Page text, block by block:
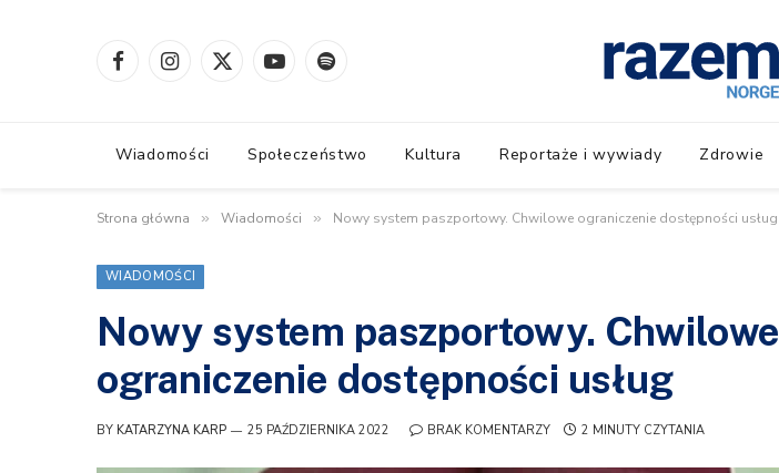
FacebookInstagram
X
YouTubeSpotify
Wiadomości Społeczeństwo Kultura Reportaże i wywiady Zdrowie
Strona główna » Wiadomości » Nowy system paszportowy. Chwilowe ograniczenie dostępności usług
WIADOMOŚCI
Nowy system paszportowy. Chwilowe
ograniczenie dostępności usług
BY KATARZYNA KARP 25 PAŹDZIERNIKA 2022 BRAK KOMENTARZY 2 MINUTY CZYTANIA